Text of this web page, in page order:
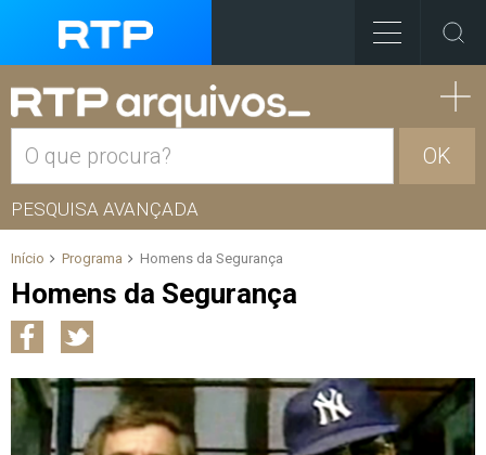
OK
PESQUISA AVANÇADA
Início Programa Homens da Segurança
Homens da Segurança